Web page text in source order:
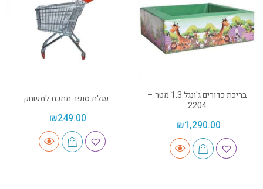
בריכת כדורים ג'ונגל 1.3 מטר –
2204
₪1,290.00
עגלת סופר מתכת למשחק
₪249.00